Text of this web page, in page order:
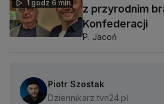
1 godz 6 min
z przyrodnim
Konfederacji
P. Jacoń
Piotr Szostak
Dziennikarz tvn24.pl